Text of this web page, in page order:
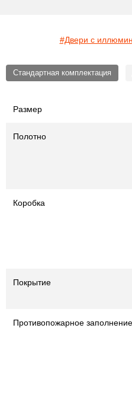
#Двери с
Стандартная комплектация
Размер
Полотно
Коробка
Покрытие
Противопожарное заполнение